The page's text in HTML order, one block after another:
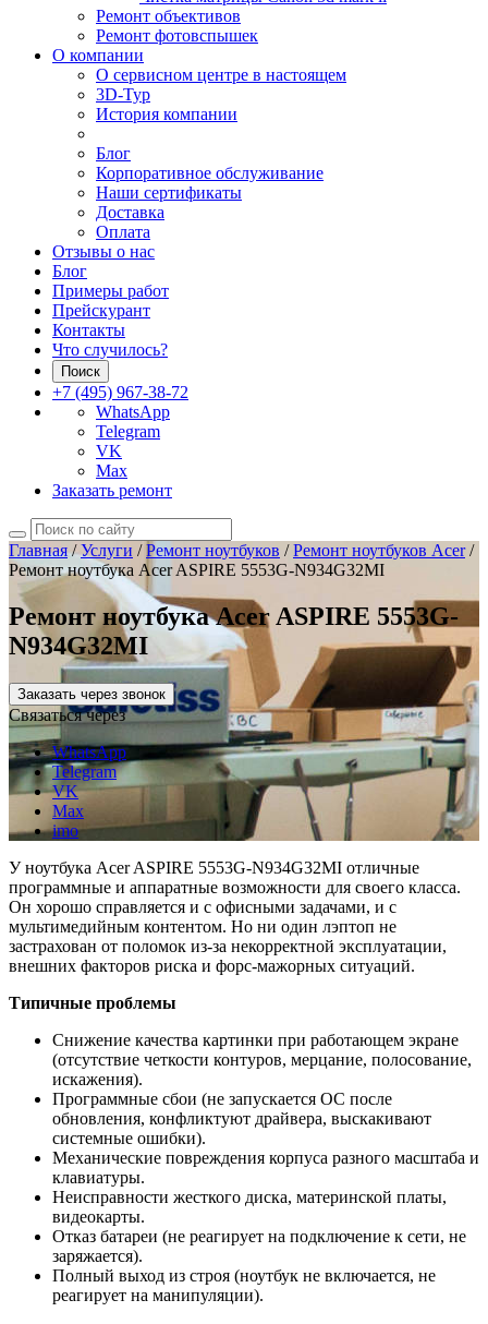
Ремонт объективов
Ремонт фотовспышек
О компании
О сервисном центре в настоящем
3D-Тур
История компании
Блог
Корпоративное обслуживание
Наши сертификаты
Доставка
Оплата
Отзывы о нас
Блог
Примеры работ
Прейскурант
Контакты
Что случилось?
Поиск
+7 (495) 967-38-72
WhatsApp
Telegram
VK
Max
Заказать ремонт
Главная/Услуги /Ремонт ноутбуков /Ремонт ноутбуков Acer/
Ремонт ноутбука Acer ASPIRE 5553G-N934G32MI
Ремонт ноутбука Acer ASPIRE 5553G-
N934G32MI
Заказать через звонок
Связаться через
WhatsApp
Telegram
VK
Max
imo
У ноутбука Acer ASPIRE 5553G-N934G32MI отличные
программные и аппаратные возможности для своего класса.
Он хорошо справляется и с офисными задачами, и с
мультимедийным контентом. Но ни один лэптоп не
застрахован от поломок из-за некорректной эксплуатации,
внешних факторов риска и форс-мажорных ситуаций.
Типичные проблемы
Снижение качества картинки при работающем экране
(отсутствие четкости контуров, мерцание, полосование,
искажения).
Программные сбои (не запускается ОС после
обновления, конфликтуют драйвера, выскакивают
системные ошибки).
Механические повреждения корпуса разного масштаба и
клавиатуры.
Неисправности жесткого диска, материнской платы,
видеокарты.
Отказ батареи (не реагирует на подключение к сети, не
заряжается).
Полный выход из строя (ноутбук не включается, не
реагирует на манипуляции).